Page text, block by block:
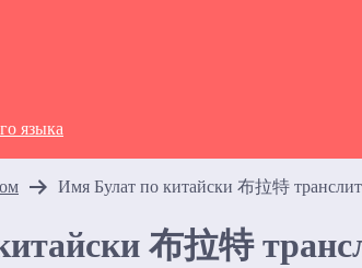
языка
Имя Булат по китайски 布拉特
布拉特